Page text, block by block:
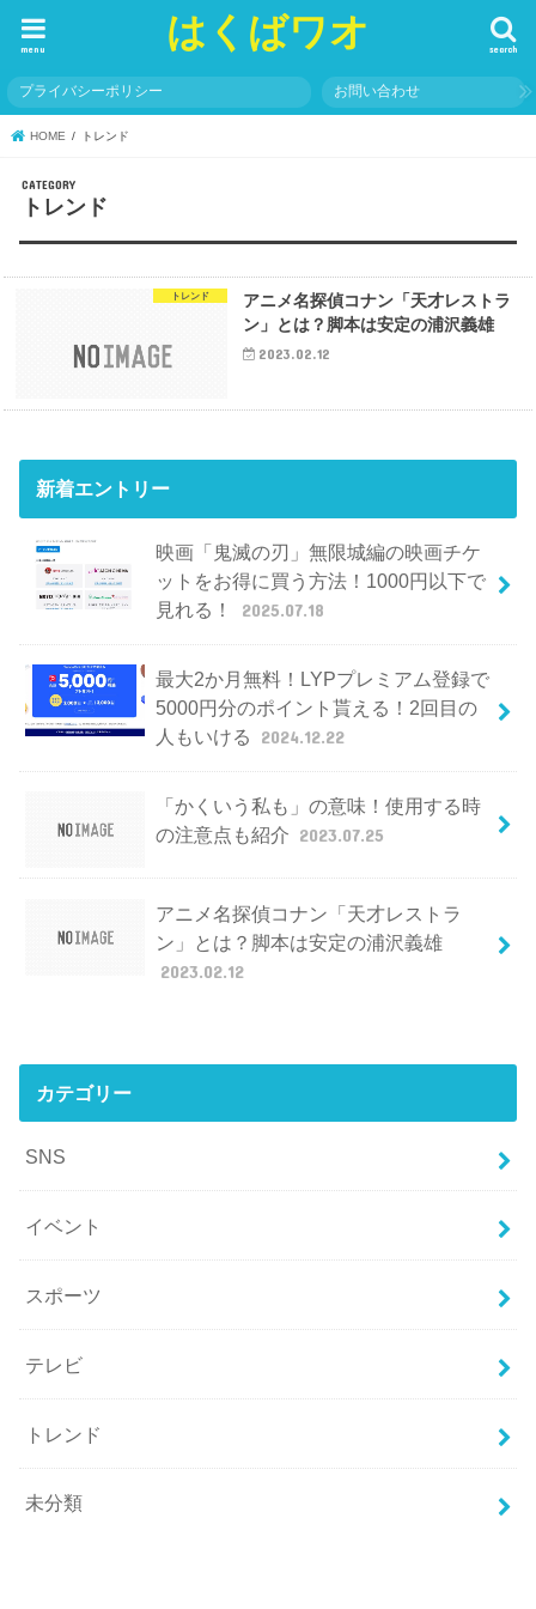
はくばワオ search
menu
プライバシーポリシー お問い合わせ
HOME トレンド
トレンド
トレンド
アニメ名探偵コナン「天才レストラ
ン」とは？脚本は安定の浦沢義雄
2023.02.12
新着エントリー
映画「鬼滅の刃」無限城編の映画チケ
ットをお得に買う方法！1000円以下で
見れる！
2025.07.18
最大2か月無料！LYPプレミアム登録で
5000円分のポイント貰える！2回目の
人もいける
2024.12.22
「かくいう私も」の意味！使用する時
の注意点も紹介 2023.07.25
アニメ名探偵コナン「天才レストラ
ン」とは？脚本は安定の浦沢義雄
2023.02.12
カテゴリー
SNS
イベント
スポーツ
テレビ
トレンド
未分類